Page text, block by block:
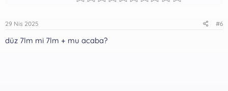
29 Nis 2025 #6
düz 7lm mi 7lm + mu acaba?